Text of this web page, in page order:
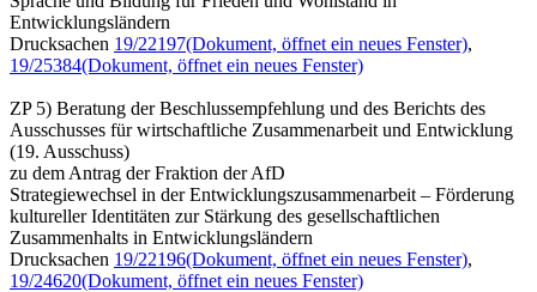
Entwicklungsländern
Drucksachen 19/22197(Dokument, öffnet ein neues Fenster),
19/25384(Dokument, öffnet ein neues Fenster)
ZP 5) Beratung der Beschlussempfehlung und des Berichts des
Ausschusses für wirtschaftliche Zusammenarbeit und Entwicklung
(19. Ausschuss)
zu dem Antrag der Fraktion der AfD
Strategiewechsel in der Entwicklungszusammenarbeit – Förderung
kultureller Identitäten zur Stärkung des gesellschaftlichen
Zusammenhalts in Entwicklungsländern
Drucksachen 19/22196(Dokument, öffnet ein neues Fenster),
19/24620(Dokument, öffnet ein neues Fenster)